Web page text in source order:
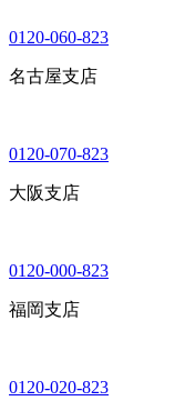
0120-060-823
名古屋支店
0120-070-823
大阪支店
0120-000-823
福岡支店
0120-020-823